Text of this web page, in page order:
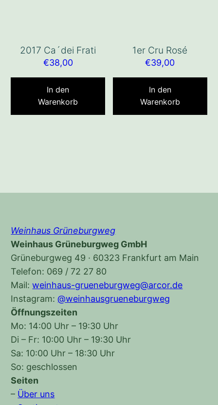
2017 Ca´dei Frati
€38,00
In den
Warenkorb
1er Cru Rosé
€39,00
In den
Warenkorb
Weinhaus Grüneburgweg
Weinhaus Grüneburgweg GmbH
Grüneburgweg 49 · 60323 Frankfurt am Main
Telefon: 069 / 72 27 80
Mail:weinhaus-grueneburgweg@arcor.de
Instagram:@weinhausgrueneburgweg
Öffnungszeiten
Mo: 14:00 Uhr – 19:30 Uhr
Di – Fr: 10:00 Uhr – 19:30 Uhr
Sa: 10:00 Uhr – 18:30 Uhr
So: geschlossen
Seiten
– Über uns